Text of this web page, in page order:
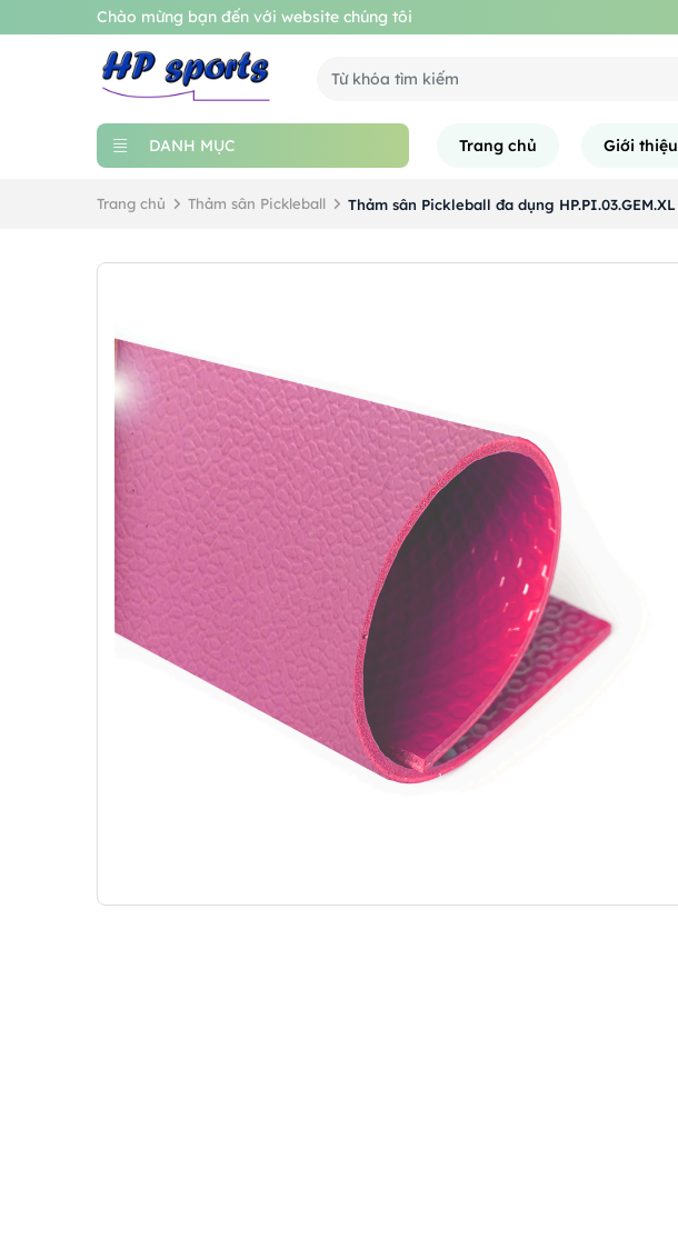
Chào mừng bạn đến với website chúng tôi
DANH MỤC Trang chủ Giới thiệu
Trang chủ Thảm sân Pickleball Thảm sân Pickleball đa dụng HP.PI.03.GEM.XL